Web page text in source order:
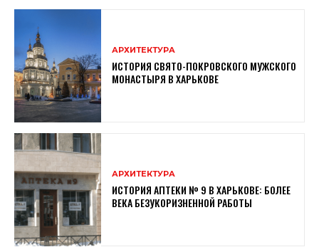
АРХИТЕКТУРА
ИСТОРИЯ СВЯТО-ПОКРОВСКОГО МУЖСКОГО
МОНАСТЫРЯ В ХАРЬКОВЕ
АРХИТЕКТУРА
ИСТОРИЯ АПТЕКИ № 9 В ХАРЬКОВЕ: БОЛЕЕ
ВЕКА БЕЗУКОРИЗНЕННОЙ РАБОТЫ